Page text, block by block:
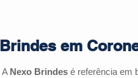
Brindes em
A Nexo Brindes é referência em